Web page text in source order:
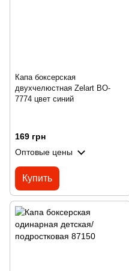
Капа боксерская
двухчелюстная Zelart BO-
7774 цвет синий
169 грн
Оптовые цены
Купить